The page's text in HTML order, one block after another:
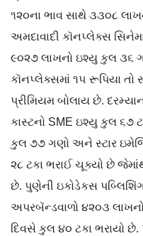
૧૨૦ના ભાવ સાથે ૩૩૦૮
અમદાવાદી કૉનપ્લેક્સ
૯૦૨૭ લાખનો ઇશ્યુ કુલ ૩૬
કૉનપ્લેક્સમાં ૧૫ રૂપિયા તો
પ્રીમિયમ બોલાય છે.
કાસ્ટનો SME ઇશ્યુ કુલ ૬૭
કુલ ૭૭ ગણો અને સ્ટાર
૨૮ ટકા ભરાઈ ચૂક્યો છે
છે. પુણેની ઇકોડેકસ
અપરબૅન્ડવાળો ૪૨૦૩
દિવસે કુલ ૪૦ ટકા ભરાયો